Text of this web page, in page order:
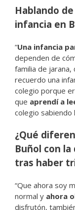
Hablando
infancia en
“Una infancia
dependen de
familia de jarana,
recuerdo una
colegio porque
que aprendí a
colegio sabiendo
¿Qué
Buñol con
tras haber
“Que ahora soy
normal y ahora
disfrutón,